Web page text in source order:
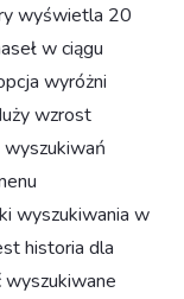
wyświetla 20
w ciągu
wyróżni
wzrost
wyszukiwań
wyszukiwania w
historia dla
wyszukiwane